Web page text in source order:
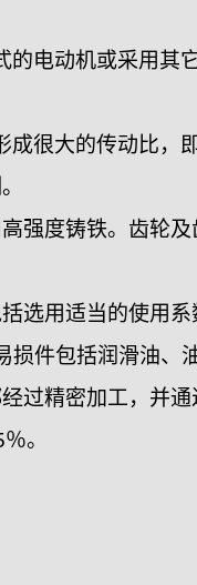
电动机或采用其
很大的传动比，
强度铸铁。齿轮
选用适当的使用
件包括润滑油、
过精密加工，并通
。